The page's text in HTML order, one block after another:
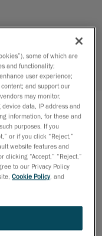
Rétro-ingénierie
dose de
sa passion
bien lu – un des
moitié
entre la
some of which are
and functionality;
user experience;
and support our
may monitor,
data, IP address and
information, for these and
purposes. If you
or if you click “Reject,”
website features and
“Accept,” “Reject,”
to our Privacy Policy
Cookie Policy, and